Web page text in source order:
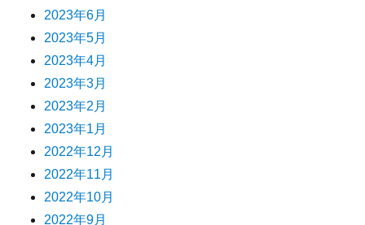
2023年6月
2023年5月
2023年4月
2023年3月
2023年2月
2023年1月
2022年12月
2022年11月
2022年10月
2022年9月